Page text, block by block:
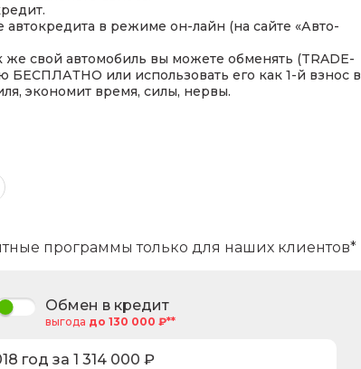
в режиме он-лайн (на сайте «Авто-
свой автомобиль вы можете обменять (TRADE-
БЕСПЛАТНО или использовать его как 1-й взнос в
экономит время, силы, нервы.
программы только для наших клиентов*
Обмен в кредит
выгода до 130 000 ₽**
год за 1 314 000 ₽